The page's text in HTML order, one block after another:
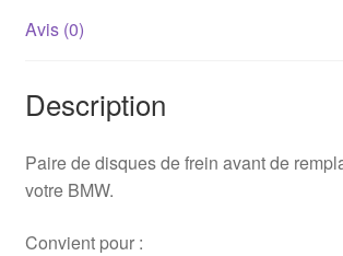
Avis (0)
Description
Paire de disques de frein avant de
votre BMW.
Convient pour :